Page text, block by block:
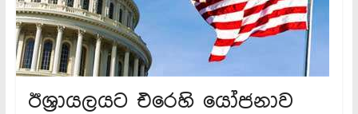
ඊශ්‍රායලයට එරෙහි යෝජනාව